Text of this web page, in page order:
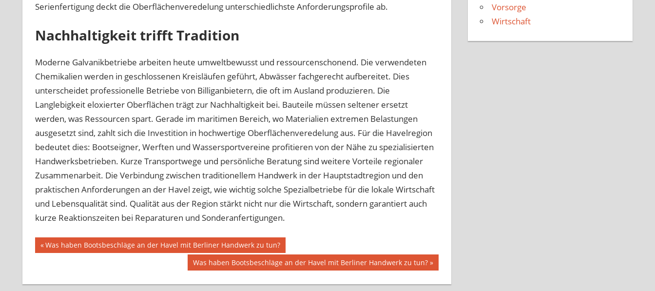
Serienfertigung deckt die Oberflächenveredelung unterschiedlichste Anforderungsprofile ab.
Nachhaltigkeit trifft Tradition
Moderne Galvanikbetriebe arbeiten heute umweltbewusst und ressourcenschonend. Die verwendeten
Chemikalien werden in geschlossenen Kreisläufen geführt, Abwässer fachgerecht aufbereitet. Dies
unterscheidet professionelle Betriebe von Billiganbietern, die oft im Ausland produzieren. Die
Langlebigkeit eloxierter Oberflächen trägt zur Nachhaltigkeit bei. Bauteile müssen seltener ersetzt
werden, was Ressourcen spart. Gerade im maritimen Bereich, wo Materialien extremen Belastungen
ausgesetzt sind, zahlt sich die Investition in hochwertige Oberflächenveredelung aus. Für die Havelregion
bedeutet dies: Bootseigner, Werften und Wassersportvereine profitieren von der Nähe zu spezialisierten
Handwerksbetrieben. Kurze Transportwege und persönliche Beratung sind weitere Vorteile regionaler
Zusammenarbeit. Die Verbindung zwischen traditionellem Handwerk in der Hauptstadtregion und den
praktischen Anforderungen an der Havel zeigt, wie wichtig solche Spezialbetriebe für die lokale Wirtschaft
und Lebensqualität sind. Qualität aus der Region stärkt nicht nur die Wirtschaft, sondern garantiert auch
kurze Reaktionszeiten bei Reparaturen und Sonderanfertigungen.
Beitragsnavigation
Vorheriger
Was haben Bootsbeschläge an der Havel mit Berliner Handwerk zu tun?
Nächster
Beitrag:
Was haben Bootsbeschläge an der Havel mit Berliner Handwerk zu tun?
Vorsorge
Wirtschaft